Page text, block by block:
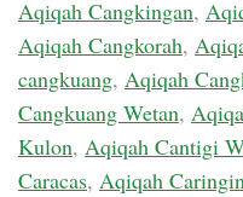
Aqiqah Cangkingan,
Aqiqah Cangkorah,
cangkuang, Aqiqah
Cangkuang Wetan,
Kulon, Aqiqah Cantigi
Caracas, Aqiqah